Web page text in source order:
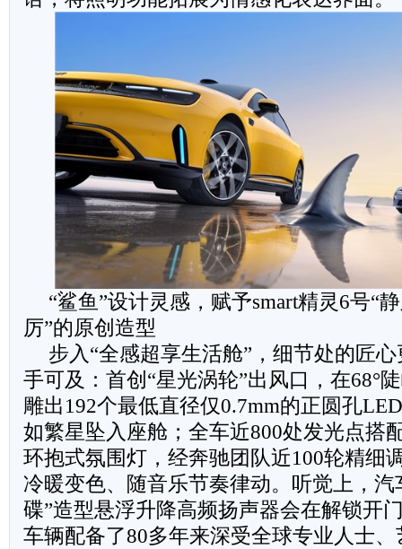
“鲨鱼”设计灵感，赋予smart精灵6号“
厉”的原创造型
步入“全感超享生活舱”，细节处的匠
手可及：首创“星光涡轮”出风口，在68°
雕出192个最低直径仅0.7mm的正圆孔
如繁星坠入座舱；全车近800处发光点搭
环抱式氛围灯，经奔驰团队近100轮精细
冷暖变色、随音乐节奏律动。听觉上，汽
碟”造型悬浮升降高频扬声器会在解锁开
车辆配备了80多年来深受全球专业人士